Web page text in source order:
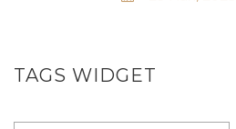
TAGS WIDGET